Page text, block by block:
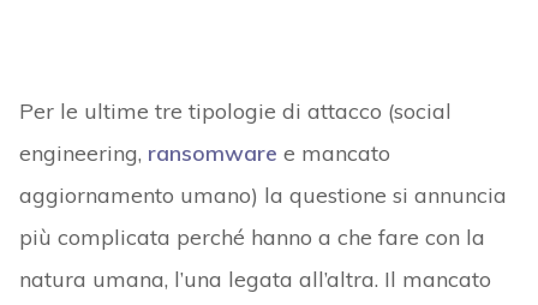
Per le ultime tre tipologie di attacco (social
engineering, ransomware e mancato
aggiornamento umano) la questione si annuncia
più complicata perché hanno a che fare con la
natura umana, l’una legata all’altra. Il mancato